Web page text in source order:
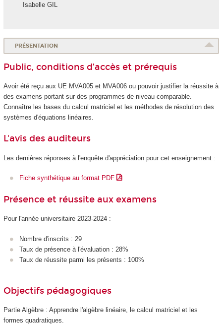
Isabelle GIL
PRÉSENTATION
Public, conditions d’accès et prérequis
Avoir été reçu aux UE MVA005 et MVA006 ou pouvoir justifier la réussite à
des examens portant sur des programmes de niveau comparable.
Connaître les bases du calcul matriciel et les méthodes de résolution des
systèmes d'équations linéaires.
L'avis des auditeurs
Les dernières réponses à l'enquête d'appréciation pour cet enseignement :
Fiche synthétique au format PDF
Présence et réussite aux examens
Pour l'année universitaire 2023-2024 :
Nombre d'inscrits : 29
Taux de présence à l'évaluation : 28%
Taux de réussite parmi les présents : 100%
Objectifs pédagogiques
Partie Algèbre : Apprendre l'algèbre linéaire, le calcul matriciel et les
formes quadratiques.